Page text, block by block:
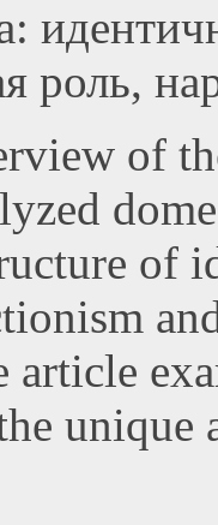
роль,
of
of
article
unique